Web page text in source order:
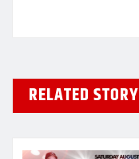
RELATED STORY